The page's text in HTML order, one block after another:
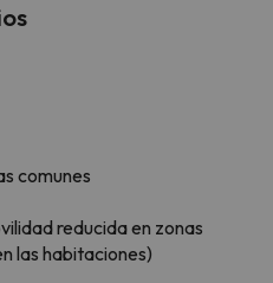
comunes
reducida en zonas
las habitaciones)